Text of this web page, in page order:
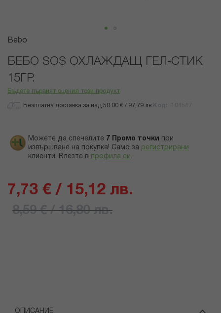
Преминете
началото
галерия
със
Bebo
БЕБО SOS ОХЛАЖДАЩ ГЕЛ-СТИК
15ГР.
Бъдете първият оценил този продукт
Безплатна доставка за над 50.00 € / 97,79 лв.
Можете да спечелите 7 Промо точки
при
извършване на покупка! Само за регистрирани
клиенти. Влезте в профила си .
7,73 € / 15,12 лв.
8,59 € / 16,80 лв.
ОПИСАНИЕ